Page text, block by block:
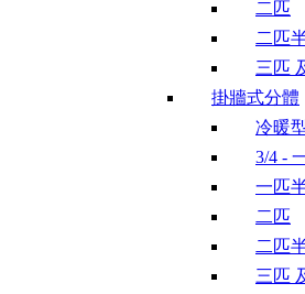
二匹
二匹
三匹
掛牆式分體
冷暖
3/4 -
一匹
二匹
二匹
三匹